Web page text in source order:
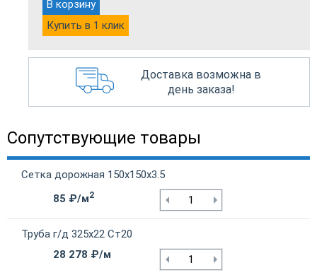
В корзину
Купить в 1 клик
Доставка возможна в
день заказа!
Сопутствующие товары
Сетка дорожная 150х150х3.5
85 ₽/м2
Труба г/д 325х22 Ст20
28 278 ₽/м